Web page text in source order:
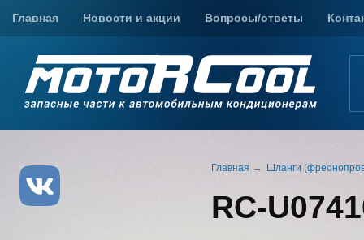
Главная Новости и акции Вопросы/ответы
Главная Шланги
RC-